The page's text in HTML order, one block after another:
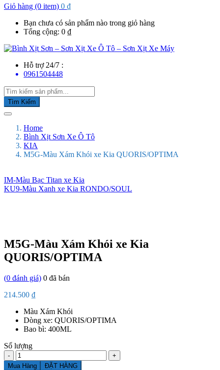
Giỏ hàng (0 item) 0 ₫
Bạn chưa có sản phẩm nào trong giỏ hàng
Tổng cộng: 0 ₫
Hỗ trợ 24/7 :
0961504448
Tìm Kiếm
Home
Bình Xịt Sơn Xe Ô Tô
KIA
M5G-Màu Xám Khói xe Kia QUORIS/OPTIMA
IM-Màu Bạc Titan xe Kia
KU9-Màu Xanh xe Kia RONDO/SOUL
M5G-Màu Xám Khói xe Kia
QUORIS/OPTIMA
(0 đánh giá) 0 đã bán
214.500 ₫
Màu Xám Khói
Dòng xe: QUORIS/OPTIMA
Bao bì: 400ML
Số lượng
Số
lượng
Mua Hàng ĐẶT HÀNG